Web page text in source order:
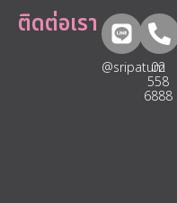
ติดต่อเรา
@sripatum
02
558
6888